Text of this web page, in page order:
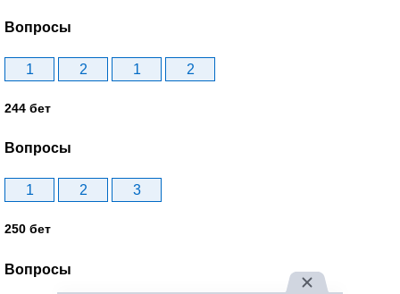
Вопросы
1 2 1 2
244 бет
Вопросы
1 2 3
250 бет
Вопросы